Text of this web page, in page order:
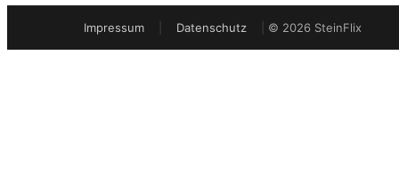
Impressum Datenschutz © 2026 SteinFlix